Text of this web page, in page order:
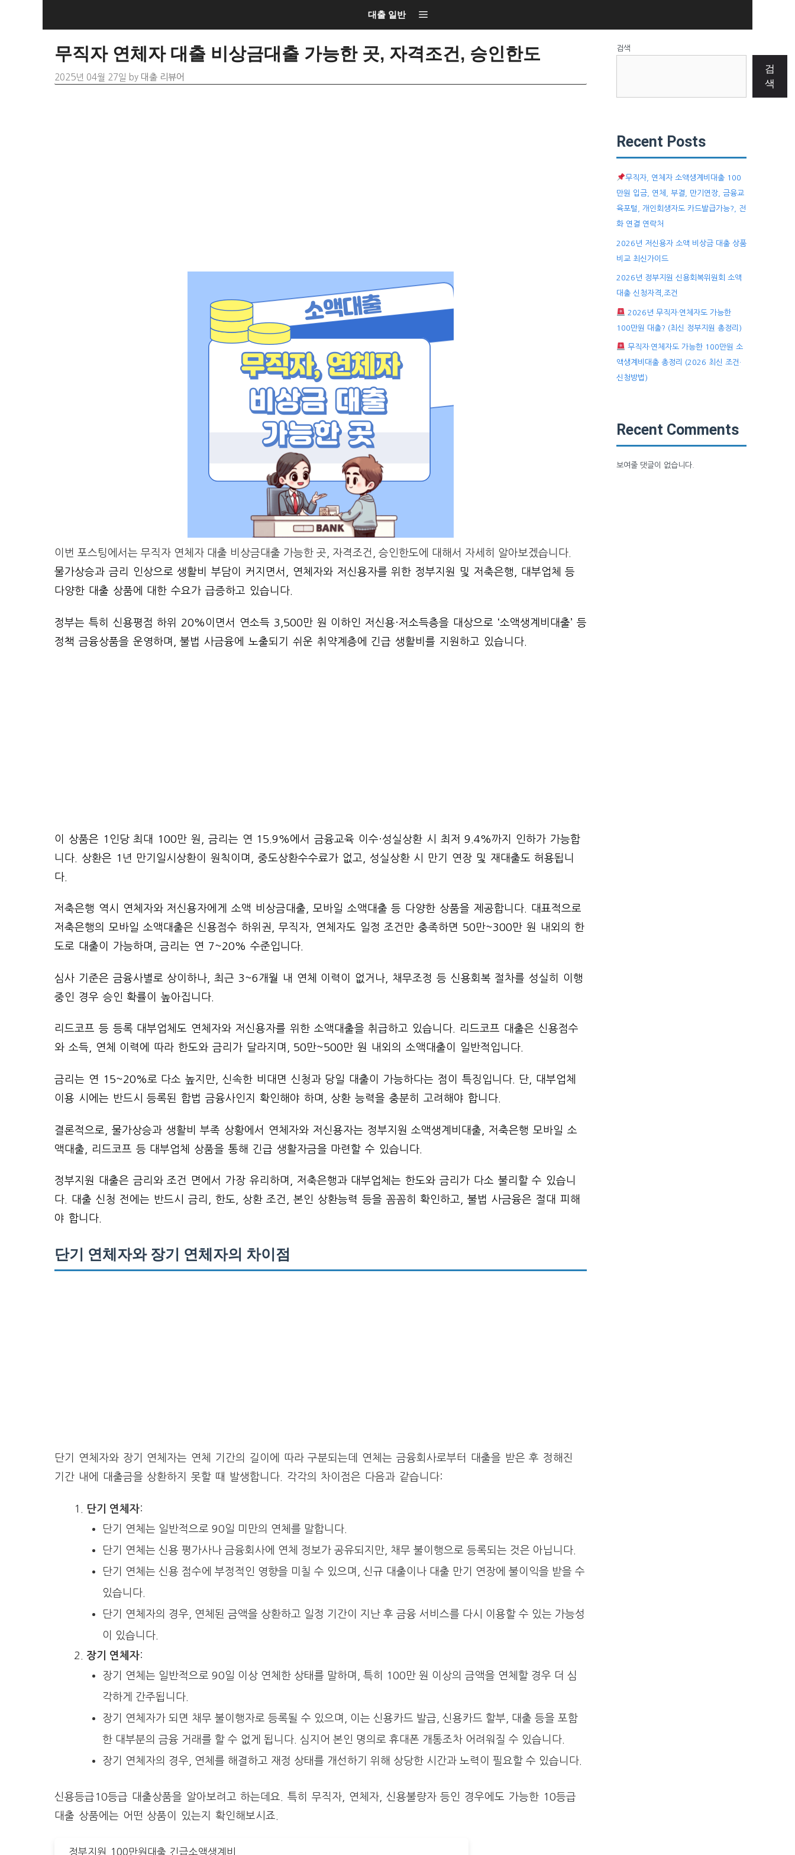
대출 일반
무직자 연체자 대출 비상금대출 가능한 곳, 자격조건, 승인한도
2025년 04월 27일 by 대출 리뷰어
이번 포스팅에서는 무직자 연체자 대출 비상금대출 가능한 곳, 자격조건, 승인한도에 대해서 자세히 알아보겠습니다.
물가상승과 금리 인상으로 생활비 부담이 커지면서, 연체자와 저신용자를 위한 정부지원 및 저축은행, 대부업체 등
다양한 대출 상품에 대한 수요가 급증하고 있습니다.
정부는 특히 신용평점 하위 20%이면서 연소득 3,500만 원 이하인 저신용·저소득층을 대상으로 ‘소액생계비대출’ 등
정책 금융상품을 운영하며, 불법 사금융에 노출되기 쉬운 취약계층에 긴급 생활비를 지원하고 있습니다.
이 상품은 1인당 최대 100만 원, 금리는 연 15.9%에서 금융교육 이수·성실상환 시 최저 9.4%까지 인하가 가능합
니다. 상환은 1년 만기일시상환이 원칙이며, 중도상환수수료가 없고, 성실상환 시 만기 연장 및 재대출도 허용됩니
다.
저축은행 역시 연체자와 저신용자에게 소액 비상금대출, 모바일 소액대출 등 다양한 상품을 제공합니다. 대표적으로
저축은행의 모바일 소액대출은 신용점수 하위권, 무직자, 연체자도 일정 조건만 충족하면 50만~300만 원 내외의 한
도로 대출이 가능하며, 금리는 연 7~20% 수준입니다.
심사 기준은 금융사별로 상이하나, 최근 3~6개월 내 연체 이력이 없거나, 채무조정 등 신용회복 절차를 성실히 이행
중인 경우 승인 확률이 높아집니다.
리드코프 등 등록 대부업체도 연체자와 저신용자를 위한 소액대출을 취급하고 있습니다. 리드코프 대출은 신용점수
와 소득, 연체 이력에 따라 한도와 금리가 달라지며, 50만~500만 원 내외의 소액대출이 일반적입니다.
금리는 연 15~20%로 다소 높지만, 신속한 비대면 신청과 당일 대출이 가능하다는 점이 특징입니다. 단, 대부업체
이용 시에는 반드시 등록된 합법 금융사인지 확인해야 하며, 상환 능력을 충분히 고려해야 합니다.
결론적으로, 물가상승과 생활비 부족 상황에서 연체자와 저신용자는 정부지원 소액생계비대출, 저축은행 모바일 소
액대출, 리드코프 등 대부업체 상품을 통해 긴급 생활자금을 마련할 수 있습니다.
정부지원 대출은 금리와 조건 면에서 가장 유리하며, 저축은행과 대부업체는 한도와 금리가 다소 불리할 수 있습니
다. 대출 신청 전에는 반드시 금리, 한도, 상환 조건, 본인 상환능력 등을 꼼꼼히 확인하고, 불법 사금융은 절대 피해
야 합니다.
단기 연체자와 장기 연체자의 차이점
단기 연체자와 장기 연체자는 연체 기간의 길이에 따라 구분되는데 연체는 금융회사로부터 대출을 받은 후 정해진
기간 내에 대출금을 상환하지 못할 때 발생합니다. 각각의 차이점은 다음과 같습니다:
단기 연체자:
단기 연체는 일반적으로 90일 미만의 연체를 말합니다.
단기 연체는 신용 평가사나 금융회사에 연체 정보가 공유되지만, 채무 불이행으로 등록되는 것은 아닙니다.
단기 연체는 신용 점수에 부정적인 영향을 미칠 수 있으며, 신규 대출이나 대출 만기 연장에 불이익을 받을 수
있습니다.
단기 연체자의 경우, 연체된 금액을 상환하고 일정 기간이 지난 후 금융 서비스를 다시 이용할 수 있는 가능성
이 있습니다.
장기 연체자:
장기 연체는 일반적으로 90일 이상 연체한 상태를 말하며, 특히 100만 원 이상의 금액을 연체할 경우 더 심
각하게 간주됩니다.
장기 연체자가 되면 채무 불이행자로 등록될 수 있으며, 이는 신용카드 발급, 신용카드 할부, 대출 등을 포함
한 대부분의 금융 거래를 할 수 없게 됩니다. 심지어 본인 명의로 휴대폰 개통조차 어려워질 수 있습니다.
장기 연체자의 경우, 연체를 해결하고 재정 상태를 개선하기 위해 상당한 시간과 노력이 필요할 수 있습니다.
신용등급10등급 대출상품을 알아보려고 하는데요. 특히 무직자, 연체자, 신용불량자 등인 경우에도 가능한 10등급
대출 상품에는 어떤 상품이 있는지 확인해보시죠.
정부지원 100만원대출 긴급소액생계비
검색
검
색
Recent Posts
무직자, 연체자 소액생계비대출 100
만원 입금, 연체, 부결, 만기연장, 금융교
육포털, 개인회생자도 카드발급가능?, 전
화 연결 연락처
2026년 저신용자 소액 비상금 대출 상품
비교 최신가이드
2026년 정부지원 신용회복위원회 소액
대출 신청자격,조건
2026년 무직자·연체자도 가능한
100만원 대출? (최신 정부지원 총정리)
무직자·연체자도 가능한 100만원 소
액생계비대출 총정리 (2026 최신 조건·
신청방법)
Recent Comments
보여줄 댓글이 없습니다.